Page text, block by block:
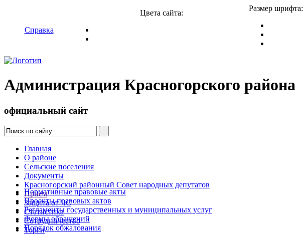
Справка
Цвета сайта:
Размер шрифта:
Администрация Красногорского района
официальный сайт
Главная
О районе
Сельские поселения
Документы
Красногорский районный Совет народных депутатов
Прием
Защита от ЧС
Статистика
Сотрудничество
Торги
Нормативные правовые акты
Проекты правовых актов
Регламенты государственных и муниципальных услуг
Формы обращений
Порядок обжалования